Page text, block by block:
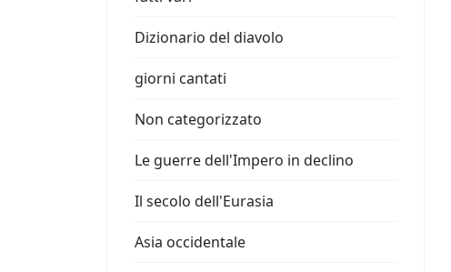
Dizionario del diavolo
giorni cantati
Non categorizzato
Le guerre dell'Impero in declino
Il secolo dell'Eurasia
Asia occidentale